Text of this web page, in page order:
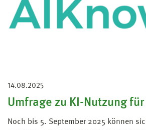
14.08.2025
Umfrage zu KI-Nutzung
Noch bis 5. September 2025 können